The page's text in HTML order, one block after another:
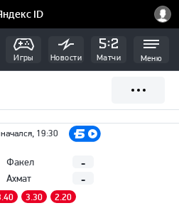
Игры Новости Матчи Меню
19:30
Факел
Ахмат
-
-
3.30 2.20